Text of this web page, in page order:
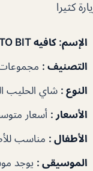
كثيرا
الإسم: كافيه SIP TO BIT دبي
التصنيف :
النوع : شاي الحليب
الأسعار : أسعار
الأطفال : مناسب
الموسيقى : يوجد